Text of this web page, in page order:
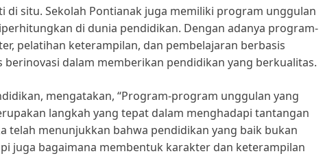
di situ. Sekolah Pontianak juga memiliki program unggulan
di dunia pendidikan. Dengan adanya program-
pelatihan keterampilan, dan pembelajaran berbasis
dalam memberikan pendidikan yang berkualitas.
mengatakan, “Program-program unggulan yang
langkah yang tepat dalam menghadapi tantangan
telah menunjukkan bahwa pendidikan yang baik bukan
juga bagaimana membentuk karakter dan keterampilan